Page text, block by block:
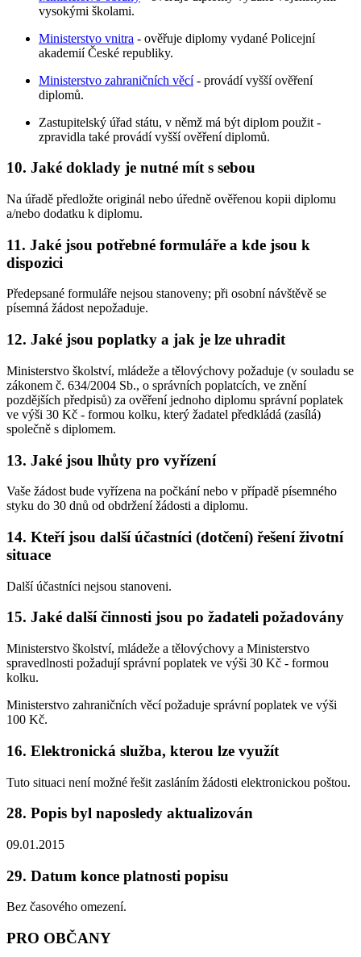
vysokými školami.
Ministerstvo vnitra - ověřuje diplomy vydané Policejní
akademií České republiky.
Ministerstvo zahraničních věcí- provádí vyšší ověření
diplomů.
Zastupitelský úřad státu, v němž má být diplom použit -
zpravidla také provádí vyšší ověření diplomů.
10. Jaké doklady je nutné mít s sebou
Na úřadě předložte originál nebo úředně ověřenou kopii diplomu
a/nebo dodatku k diplomu.
11. Jaké jsou potřebné formuláře a kde jsou k
dispozici
Předepsané formuláře nejsou stanoveny; při osobní návštěvě se
písemná žádost nepožaduje.
12. Jaké jsou poplatky a jak je lze uhradit
Ministerstvo školství, mládeže a tělovýchovy požaduje (v souladu se
zákonem č. 634/2004 Sb., o správních poplatcích, ve znění
pozdějších předpisů) za ověření jednoho diplomu správní poplatek
ve výši 30 Kč - formou kolku, který žadatel předkládá (zasílá)
společně s diplomem.
13. Jaké jsou lhůty pro vyřízení
Vaše žádost bude vyřízena na počkání nebo v případě písemného
styku do 30 dnů od obdržení žádosti a diplomu.
14. Kteří jsou další účastníci (dotčení) řešení životní
situace
Další účastníci nejsou stanoveni.
15. Jaké další činnosti jsou po žadateli požadovány
Ministerstvo školství, mládeže a tělovýchovy a Ministerstvo
spravedlnosti požadují správní poplatek ve výši 30 Kč - formou
kolku.
Ministerstvo zahraničních věcí požaduje správní poplatek ve výši
100 Kč.
16. Elektronická služba, kterou lze využít
Tuto situaci není možné řešit zasláním žádosti elektronickou poštou.
28. Popis byl naposledy aktualizován
09.01.2015
29. Datum konce platnosti popisu
Bez časového omezení.
PRO OBČANY